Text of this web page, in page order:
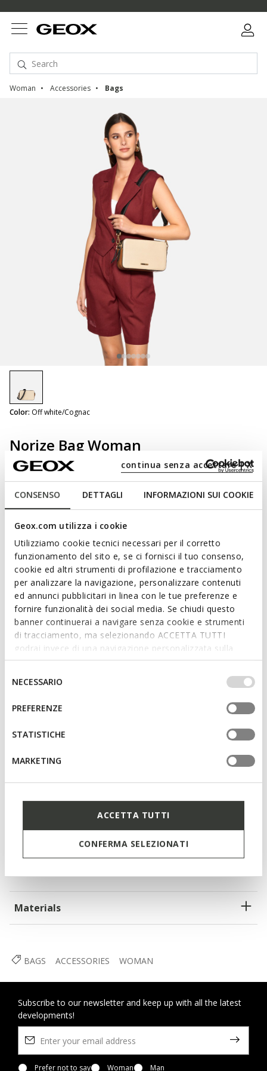
CONSENSO DETTAGLI INFORMAZIONI SUI COOKIE
Geox.com utilizza i cookie
Utilizziamo cookie tecnici necessari per il corretto
funzionamento del sito e, se ci fornisci il tuo consenso,
cookie ed altri strumenti di profilazione e tracciamento
per analizzare la navigazione, personalizzare contenuti
ed annunci pubblicitari in linea con le tue preferenze e
fornire funzionalità dei social media. Se chiudi questo
banner continuerai a navigare senza cookie e strumenti
di tracciamento, ma selezionando ACCETTA TUTTI
godrai invece di una navigazione personalizzata sulla
base dei tuoi gusti ed interessi. Selezionando
IMPOSTAZIONI potrai anche scegliere quali cookies ed
altri strumenti di tracciamento autorizzare. Per maggiori
informazioni o per modificare in qualsiasi momento le
tue impostazioni, visita la nostra
consenso
NECESSARIO
PREFERENZE
STATISTICHE
MARKETING
ACCETTA TUTTI
CONFERMA SELEZIONATI
continua senza accettare | X
Woman Accessories Bags
Norize Bag Woman
Cross-body bag
Color: Off white/Cognac
selected
NOT SHOPPABLE
We are sorry! It is not possible to purchase this item in the
country you are currently in.
Description
A women's shoulder bag with a classic and refined silhouette,
ideal for days in the city. In this version that mixes milk white
and cognac, it is made of tumbled leather with a double zip
fastening. Featuring a double detachable shoulder strap in
fabric and leather, Norize offers functionality without
ITEM CODE:
Features
Adjustable strap
Shoulder style
Zip fastening
Materials
BAGS ACCESSORIES WOMAN
Subscribe to our newsletter and keep up with all the latest
developments!
Prefer not to say Woman Man